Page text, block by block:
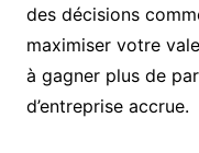
des décisions
maximiser votre
à gagner plus de
d’entreprise accrue.